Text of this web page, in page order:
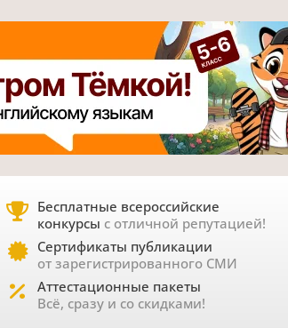
Бесплатные всероссийские
конкурсы с отличной репутацией!
Сертификаты публикации
от зарегистрированного СМИ
Аттестационные пакеты
Всё, сразу и со скидками!